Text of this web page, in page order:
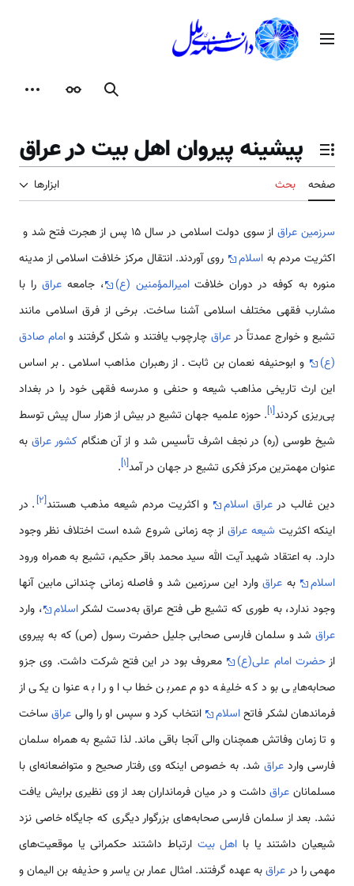
محتوامنوی اصلی
جستجوظاهر
تغییر وضعیت فهرست محتویات
پیشینه پیروان اهل بیت در عراق
صفحه بحث ابزارها
سرزمین عراق
از سوی دولت اسلامی در سال 15 پس از هجرت فتح شد و
اکثریت مردم بهاسلام
روی آوردند. انتقال مرکز خلافت اسلامی از مدینه
منوره به کوفه در دوران خلافتامیرالمؤمنین (ع) ، جامعهعراق را با
مشارب فقهی مختلف اسلامی آشنا ساخت. برخی از فرق اسلامی مانند
تشیع و خوارج عمدتاً درعراق چارچوب یافتند و شکل گرفتند وامام صادق
(ع)
و ابوحنیفه نعمان بن ثابت ـ از رهبران مذاهب اسلامی ـ بر اساس
این ارث تاریخی مذاهب شیعه و حنفی و مدرسه فقهی خود را در بغداد
پی‌ریزی کردند[۱]. حوزه علمیه جهان تشیع در بیش از هزار سال پیش توسط
شیخ طوسی (ره) در نجف اشرف تأسیس شد و از آن هنگام کشور عراق به
عنوان مهمترین مرکز فکری تشیع در جهان در آمد[۱]
.
دین غالب در عراق اسلام و اکثریت مردم شیعه مذهب هستند[۲] . در
اینکه اکثریت شیعه عراق از چه زمانی شروع شده است اختلاف نظر وجود
دارد. به اعتقاد شهید آیت الله سید محمد باقر حکیم، تشیع به همراه ورود
اسلام
به عراق وارد این سرزمین شد و فاصله زمانی چندانی مابین آنها
وجود ندارد، به طوری که تشیع طی فتح عراق به‌دست لشکراسلام
، وارد
عراق شد و سلمان فارسی صحابی جلیل حضرت رسول (ص) که به پیروی
ازحضرت امام علی(ع)
معروف بود در این فتح شرکت داشت. وی جزو
صحابه‌هایی بود که خلیفه دوم عمربن خطاب او را به عنوان یکی از
فرماندهان لشکر فاتحاسلام انتخاب کرد و سپس او را والی عراقساخت
و تا زمان وفاتش همچنان والی آنجا باقی ماند. لذا تشیع به همراه سلمان
فارسی وارد عراق شد. به خصوص اینکه وی رفتار صحیح و متواضعانه‌ای با
مسلمانان عراقداشت و در میان فرمانداران بعد از وی نظیری برایش یافت
نشد. بعد از سلمان فارسی صحابه‌های بزرگوار دیگری که جایگاه خاصی نزد
شیعیان داشتند یا با اهل بیت ارتباط داشتند حکمرانی یا موقعیت‌های
مهمی را درعراقبه عهده گرفتند. امثال عمار بن یاسر و حذیفه بن الیمان و